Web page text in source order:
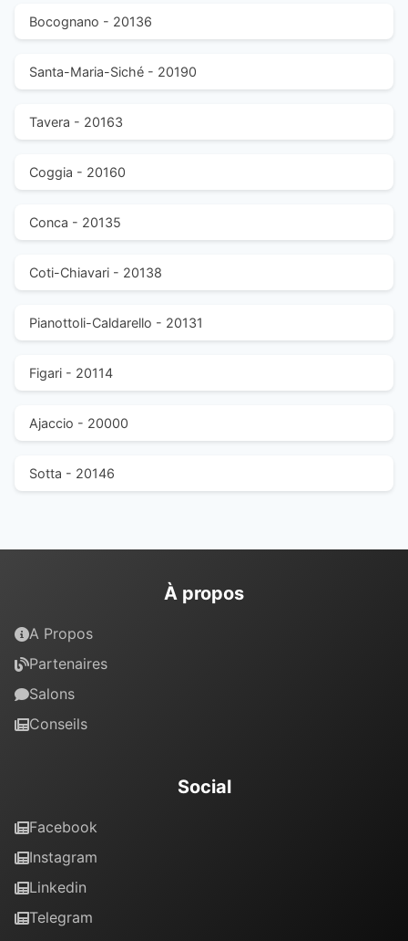
Bocognano - 20136
Santa-Maria-Siché - 20190
Tavera - 20163
Coggia - 20160
Conca - 20135
Coti-Chiavari - 20138
Pianottoli-Caldarello - 20131
Figari - 20114
Ajaccio - 20000
Sotta - 20146
À propos
A Propos
Partenaires
Salons
Conseils
Social
Facebook
Instagram
Linkedin
Telegram